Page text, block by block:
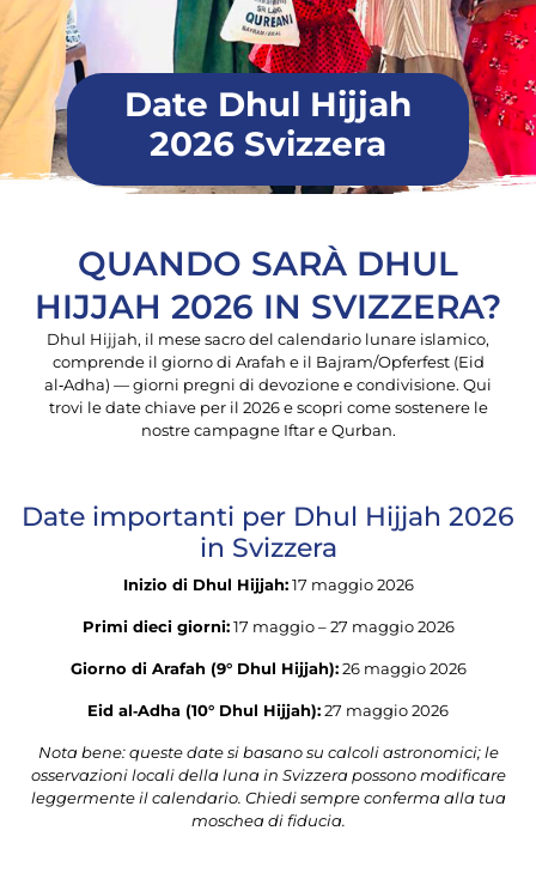
Date Dhul Hijjah
2026 Svizzera
QUANDO SARÀ DHUL
HIJJAH 2026 IN SVIZZERA?
Dhul Hijjah, il mese sacro del calendario lunare islamico,
comprende il giorno di Arafah e il Bajram/Opferfest (Eid
al‑Adha) — giorni pregni di devozione e condivisione. Qui
trovi le date chiave per il 2026 e scopri come sostenere le
nostre campagne Iftar e Qurban.
Date importanti per Dhul Hijjah 2026
in Svizzera
Inizio di Dhul Hijjah:17 maggio 2026
Primi dieci giorni:17 maggio – 27 maggio 2026
Giorno di Arafah (9° Dhul Hijjah):26 maggio 2026
Eid al‑Adha (10° Dhul Hijjah):27 maggio 2026
Nota bene: queste date si basano su calcoli astronomici; le
osservazioni locali della luna in Svizzera possono modificare
leggermente il calendario. Chiedi sempre conferma alla tua
moschea di fiducia.